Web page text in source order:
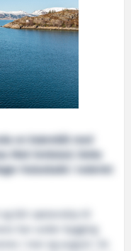
en brønnbåt med
Mek Verksted. Dette
Halsebakk i rederiet
blir søsterskip til
har under bygging